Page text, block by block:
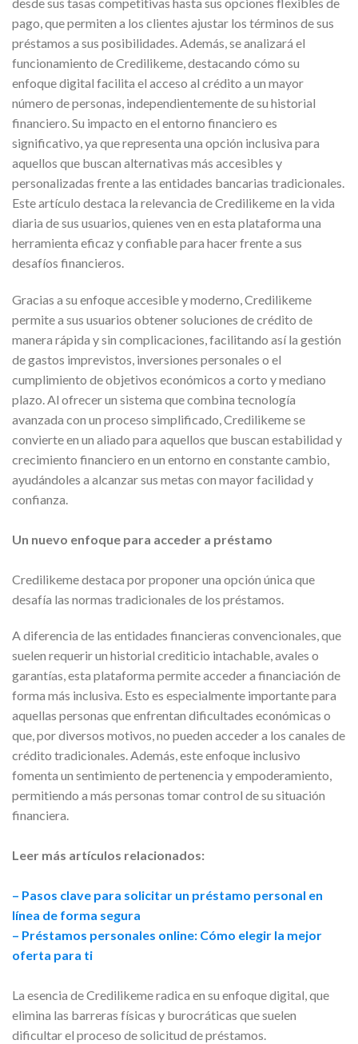
pago, que permiten a los clientes ajustar los términos de sus
préstamos a sus posibilidades. Además, se analizará el
funcionamiento de Credilikeme, destacando cómo su
enfoque digital facilita el acceso al crédito a un mayor
número de personas, independientemente de su historial
financiero. Su impacto en el entorno financiero es
significativo, ya que representa una opción inclusiva para
aquellos que buscan alternativas más accesibles y
personalizadas frente a las entidades bancarias tradicionales.
Este artículo destaca la relevancia de Credilikeme en la vida
diaria de sus usuarios, quienes ven en esta plataforma una
herramienta eficaz y confiable para hacer frente a sus
desafíos financieros.
Gracias a su enfoque accesible y moderno, Credilikeme
permite a sus usuarios obtener soluciones de crédito de
manera rápida y sin complicaciones, facilitando así la gestión
de gastos imprevistos, inversiones personales o el
cumplimiento de objetivos económicos a corto y mediano
plazo. Al ofrecer un sistema que combina tecnología
avanzada con un proceso simplificado, Credilikeme se
convierte en un aliado para aquellos que buscan estabilidad y
crecimiento financiero en un entorno en constante cambio,
ayudándoles a alcanzar sus metas con mayor facilidad y
confianza.
Un nuevo enfoque para acceder a préstamo
Credilikeme destaca por proponer una opción única que
desafía las normas tradicionales de los préstamos.
A diferencia de las entidades financieras convencionales, que
suelen requerir un historial crediticio intachable, avales o
garantías, esta plataforma permite acceder a financiación de
forma más inclusiva. Esto es especialmente importante para
aquellas personas que enfrentan dificultades económicas o
que, por diversos motivos, no pueden acceder a los canales de
crédito tradicionales. Además, este enfoque inclusivo
fomenta un sentimiento de pertenencia y empoderamiento,
permitiendo a más personas tomar control de su situación
financiera.
Leer más artículos relacionados:
– Pasos clave para solicitar un préstamo personal en
línea de forma segura
– Préstamos personales online: Cómo elegir la mejor
oferta para ti
La esencia de Credilikeme radica en su enfoque digital, que
elimina las barreras físicas y burocráticas que suelen
dificultar el proceso de solicitud de préstamos.